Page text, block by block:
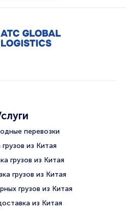
перевозки
из Китая
грузов из Китая
грузов из Китая
грузов из Китая
из Китая